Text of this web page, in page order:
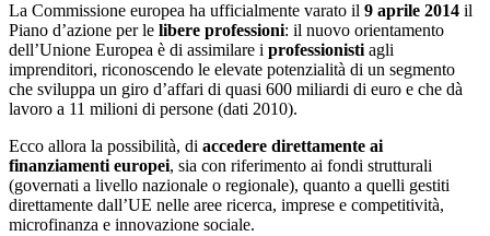
La Commissione europea ha ufficialmente varato il 9 aprile 2014 il
Piano d’azione per le libere professioni: il nuovo orientamento
dell’Unione Europea è di assimilare i professionisti agli
imprenditori, riconoscendo le elevate potenzialità di un segmento
che sviluppa un giro d’affari di quasi 600 miliardi di euro e che dà
lavoro a 11 milioni di persone (dati 2010).
Ecco allora la possibilità, di accedere direttamente ai
finanziamenti europei, sia con riferimento ai fondi strutturali
(governati a livello nazionale o regionale), quanto a quelli gestiti
direttamente dall’UE nelle aree ricerca, imprese e competitività,
microfinanza e innovazione sociale.